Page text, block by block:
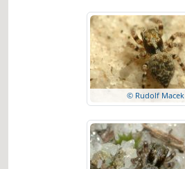
© Rudolf Macek